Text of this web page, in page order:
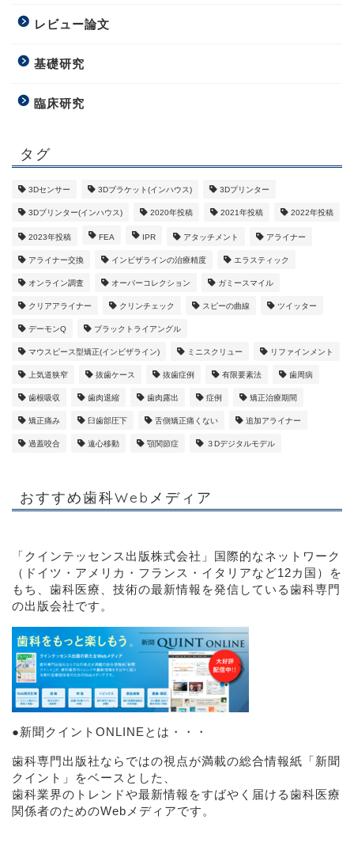
レビュー論文
基礎研究
臨床研究
タグ
3Dセンサー 3Dブラケット(インハウス) 3Dプリンター
3Dプリンター(インハウス) 2020年投稿 2021年投稿 2022年投稿
2023年投稿 FEA IPR アタッチメント アライナー
アライナー交換 インビザラインの治療精度 エラスティック
オンライン調査 オーバーコレクション ガミースマイル
クリアアライナー クリンチェック スピーの曲線 ツイッター
デーモンQ ブラックトライアングル
マウスピース型矯正(インビザライン) ミニスクリュー リファインメント
上気道狭窄 抜歯ケース 抜歯症例 有限要素法 歯周病
歯根吸収 歯肉退縮 歯肉露出 症例 矯正治療期間
矯正痛み 臼歯部圧下 舌側矯正痛くない 追加アライナー
過蓋咬合 遠心移動 顎関節症 ３Dデジタルモデル
おすすめ歯科Webメディア
「クインテッセンス出版株式会社」 国際的なネットワーク
（ドイツ・アメリカ・フランス・イタリアなど12カ国）を
もち、歯科医療、技術の最新情報を発信している歯科専門
の出版会社です。
●新聞クイントONLINEとは・・・
歯科専門出版社ならではの視点が満載の総合情報紙「新聞
クイント」をベースとした、
歯科業界のトレンドや最新情報をすばやく届ける歯科医療
関係者のためのWebメディアです。